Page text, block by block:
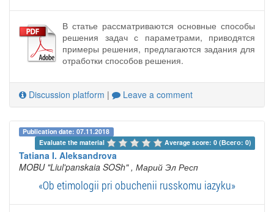
В статье рассматриваются основные способы
решения задач с параметрами, приводятся
примеры решения, предлагаются задания для
отработки способов решения.
Discussion platform | Leave a comment
Publication date: 07.11.2018
Evaluate the material
Average score: 0 (Всего: 0)
Tatiana I. Aleksandrova
MOBU "Liul'panskaia SOSh" , Марий Эл Респ
«Ob etimologii pri obuchenii russkomu iazyku»